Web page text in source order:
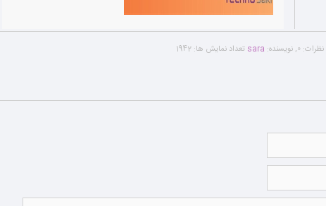
نظرات: 0
, نویسنده: sara تعداد نمایش ها: